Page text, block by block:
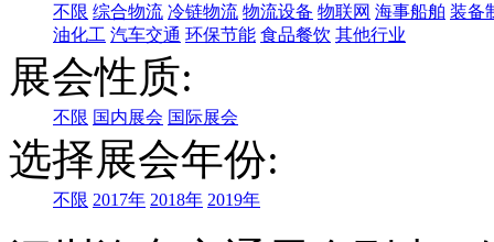
不限 综合物流 冷链物流 物流设备 物联网 海事船舶 装备
油化工 汽车交通 环保节能 食品餐饮 其他行业
展会性质:
不限 国内展会 国际展会
选择展会年份:
不限 2017年 2018年 2019年